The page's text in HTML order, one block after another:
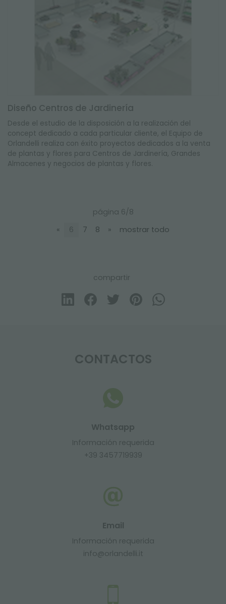
Diseño Centros de Jardinería
Desde el estudio de la disposición a la realización del
concept dedicado a cada particular cliente, el Equipo de
Orlandelli realiza con éxito proyectos dedicados a la venta
de plantas y flores para Centros de Jardinería, Grandes
Almacenes y negocios de plantas y flores.
página 6/8
«
6 7 8 » mostrar todo
compartir
CONTACTOS
Whatsapp
Información requerida
+39 3457719939
Email
Información requerida
info@orlandelli.it